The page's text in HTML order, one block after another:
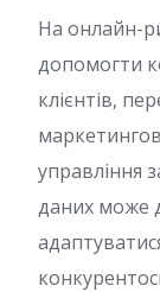
На онлайн-
допомогти
клієнтів,
управління
даних може